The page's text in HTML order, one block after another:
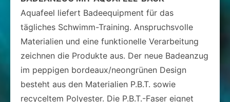
Aquafeel liefert Badeequipment für das
tägliches Schwimm-Training. Anspruchsvolle
Materialien und eine funktionelle Verarbeitung
zeichnen die Produkte aus. Der neue Badeanzug
im peppigen bordeaux/neongrünen Design
besteht aus den Materialien P.B.T. sowie
recyceltem Polyester. Die P.B.T.-Faser eignet